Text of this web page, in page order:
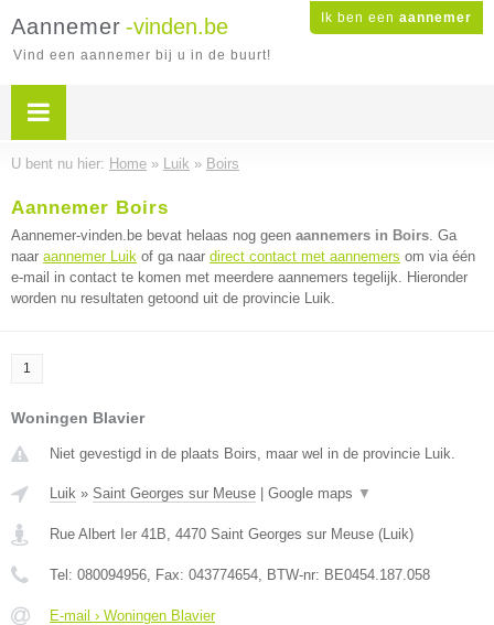
Ik ben een aannemer
Aannemer -vinden.be
Vind een aannemer bij u in de buurt!
U bent nu hier: Home » Luik » Boirs
Aannemer Boirs
Aannemer-vinden.be bevat helaas nog geen aannemers in Boirs. Ga
naar aannemer Luik of ga naar direct contact met aannemers om via één
e-mail in contact te komen met meerdere aannemers tegelijk. Hieronder
worden nu resultaten getoond uit de provincie Luik.
1
Woningen Blavier
Niet gevestigd in de plaats Boirs, maar wel in de provincie Luik.
Luik » Saint Georges sur Meuse Google maps ▼
Rue Albert Ier 41B, 4470 Saint Georges sur Meuse (Luik)
Tel: 080094956, Fax: 043774654, BTW-nr: BE0454.187.058
E-mail › Woningen Blavier